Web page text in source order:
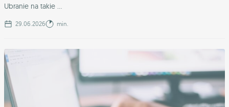
Ubranie na takie ...
29.06.2026 min.